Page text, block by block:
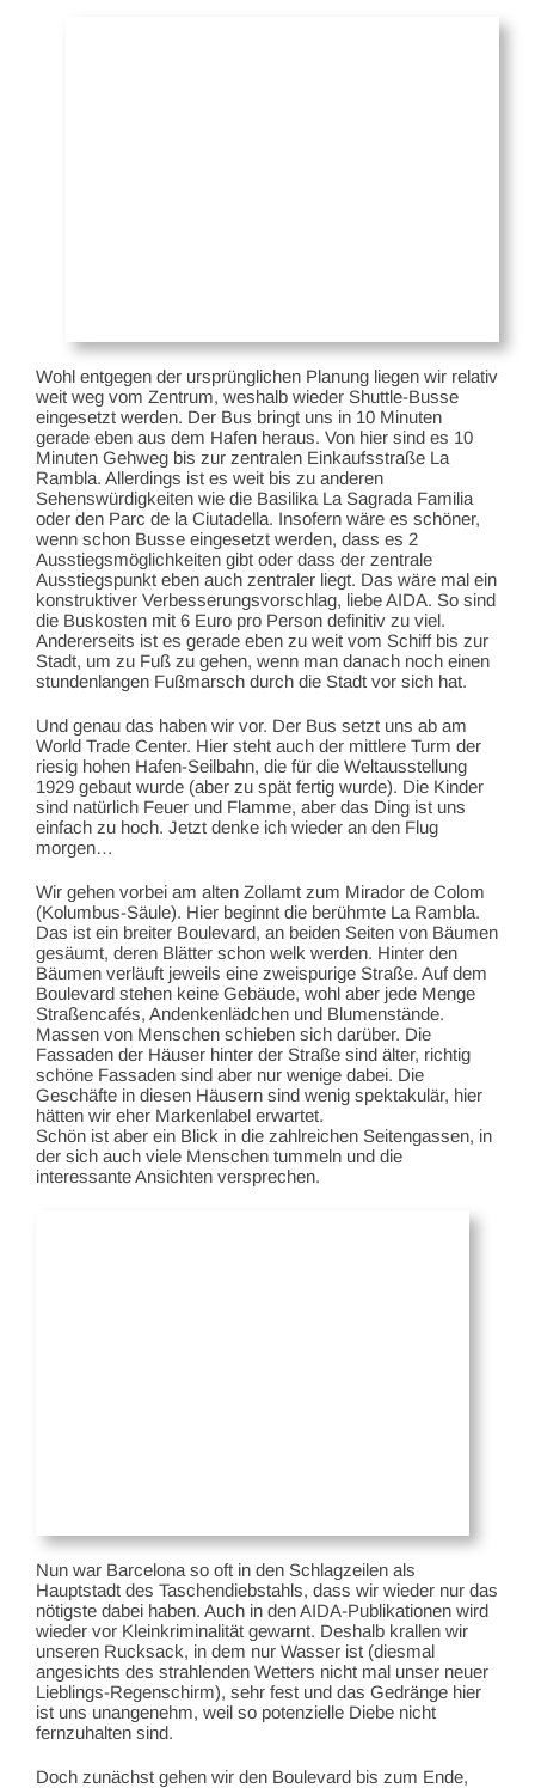
Wohl entgegen der ursprünglichen Planung liegen wir relativ
weit weg vom Zentrum, weshalb wieder Shuttle-Busse
eingesetzt werden. Der Bus bringt uns in 10 Minuten
gerade eben aus dem Hafen heraus. Von hier sind es 10
Minuten Gehweg bis zur zentralen Einkaufsstraße La
Rambla. Allerdings ist es weit bis zu anderen
Sehenswürdigkeiten wie die Basilika La Sagrada Familia
oder den Parc de la Ciutadella. Insofern wäre es schöner,
wenn schon Busse eingesetzt werden, dass es 2
Ausstiegsmöglichkeiten gibt oder dass der zentrale
Ausstiegspunkt eben auch zentraler liegt. Das wäre mal ein
konstruktiver Verbesserungsvorschlag, liebe AIDA. So sind
die Buskosten mit 6 Euro pro Person definitiv zu viel.
Andererseits ist es gerade eben zu weit vom Schiff bis zur
Stadt, um zu Fuß zu gehen, wenn man danach noch einen
stundenlangen Fußmarsch durch die Stadt vor sich hat.
Und genau das haben wir vor. Der Bus setzt uns ab am
World Trade Center. Hier steht auch der mittlere Turm der
riesig hohen Hafen-Seilbahn, die für die Weltausstellung
1929 gebaut wurde (aber zu spät fertig wurde). Die Kinder
sind natürlich Feuer und Flamme, aber das Ding ist uns
einfach zu hoch. Jetzt denke ich wieder an den Flug
morgen…
Wir gehen vorbei am alten Zollamt zum Mirador de Colom
(Kolumbus-Säule). Hier beginnt die berühmte La Rambla.
Das ist ein breiter Boulevard, an beiden Seiten von Bäumen
gesäumt, deren Blätter schon welk werden. Hinter den
Bäumen verläuft jeweils eine zweispurige Straße. Auf dem
Boulevard stehen keine Gebäude, wohl aber jede Menge
Straßencafés, Andenkenlädchen und Blumenstände.
Massen von Menschen schieben sich darüber. Die
Fassaden der Häuser hinter der Straße sind älter, richtig
schöne Fassaden sind aber nur wenige dabei. Die
Geschäfte in diesen Häusern sind wenig spektakulär, hier
hätten wir eher Markenlabel erwartet.
Schön ist aber ein Blick in die zahlreichen Seitengassen, in
der sich auch viele Menschen tummeln und die
interessante Ansichten versprechen.
Nun war Barcelona so oft in den Schlagzeilen als
Hauptstadt des Taschendiebstahls, dass wir wieder nur das
nötigste dabei haben. Auch in den AIDA-Publikationen wird
wieder vor Kleinkriminalität gewarnt. Deshalb krallen wir
unseren Rucksack, in dem nur Wasser ist (diesmal
angesichts des strahlenden Wetters nicht mal unser neuer
Lieblings-Regenschirm), sehr fest und das Gedränge hier
ist uns unangenehm, weil so potenzielle Diebe nicht
fernzuhalten sind.
Doch zunächst gehen wir den Boulevard bis zum Ende,